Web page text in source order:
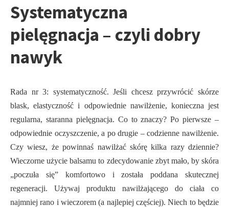
Systematyczna
pielęgnacja – czyli dobry
nawyk
Rada nr 3: systematyczność. Jeśli chcesz przywrócić skórze
blask, elastyczność i odpowiednie nawilżenie, konieczna jest
regularna, staranna pielęgnacja. Co to znaczy? Po pierwsze –
odpowiednie oczyszczenie, a po drugie – codzienne nawilżenie.
Czy wiesz, że powinnaś nawilżać skórę kilka razy dziennie?
Wieczorne użycie balsamu to zdecydowanie zbyt mało, by skóra
„poczuła się” komfortowo i została poddana skutecznej
regeneracji. Używaj produktu nawilżającego do ciała co
najmniej rano i wieczorem (a najlepiej częściej). Niech to będzie